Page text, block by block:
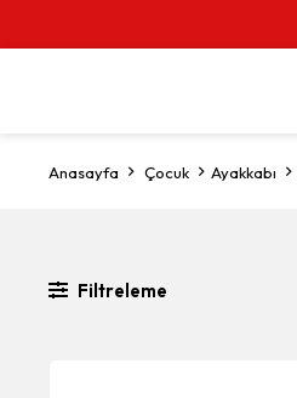
Anasayfa Çocuk Ayakkabı
Filtreleme